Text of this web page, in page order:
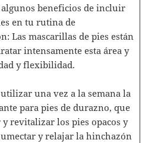
beneficios de incluir
en tu rutina de
Las mascarillas de pies están
intensamente esta área y
y flexibilidad.
una vez a la semana la
para pies de durazno, que
revitalizar los pies opacos y
y relajar la hinchazón